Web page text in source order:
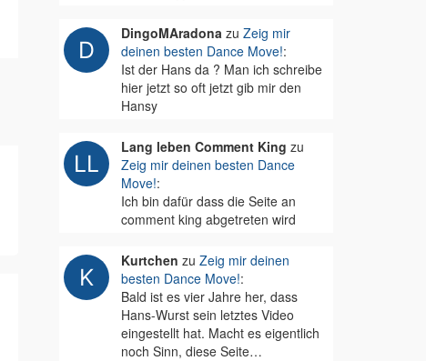
DingoMAradonazu Zeig mir
deinen besten Dance Move!:
Ist der Hans da ? Man ich schreibe
hier jetzt so oft jetzt gib mir den
Hansy
Lang leben Comment King zu
Zeig mir deinen besten Dance
Move!:
Ich bin dafür dass die Seite an
comment king abgetreten wird
Kurtchen zu Zeig mir deinen
besten Dance Move!:
Bald ist es vier Jahre her, dass
Hans-Wurst sein letztes Video
eingestellt hat. Macht es eigentlich
noch Sinn, diese Seite…